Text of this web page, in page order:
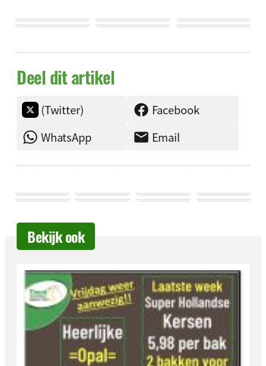
Deel dit artikel
(Twitter)
Facebook
WhatsApp
Email
Bekijk ook